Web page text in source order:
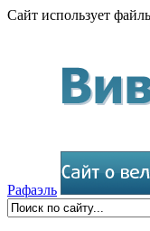
Сайт использует
Рафаэль